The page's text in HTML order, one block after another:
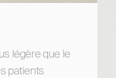
légère que le
patients